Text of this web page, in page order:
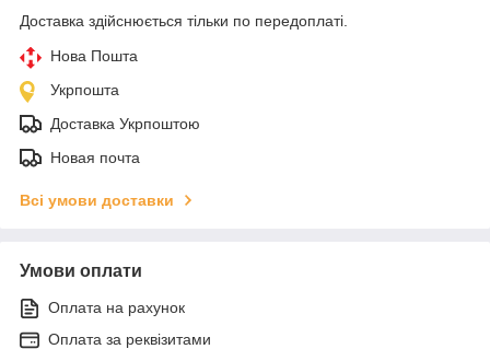
Доставка здійснюється тільки по передоплаті.
Нова Пошта
Укрпошта
Доставка Укрпоштою
Новая почта
Всі умови доставки
Умови оплати
Оплата на рахунок
Оплата за реквізитами